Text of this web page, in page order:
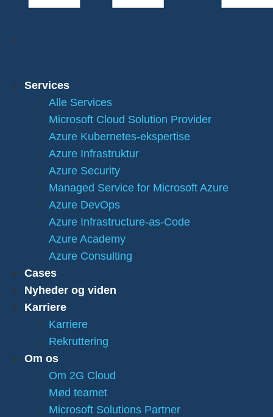
Services
Alle Services
Microsoft Cloud Solution Provider
Azure Kubernetes-ekspertise
Azure Infrastruktur
Azure Security
Managed Service for Microsoft Azure
Azure DevOps
Azure Infrastructure-as-Code
Azure Academy
Azure Consulting
Cases
Nyheder og viden
Karriere
Karriere
Rekruttering
Om os
Om 2G Cloud
Mød teamet
Microsoft Solutions Partner